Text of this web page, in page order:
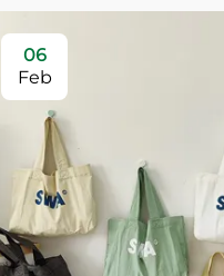
06
Feb